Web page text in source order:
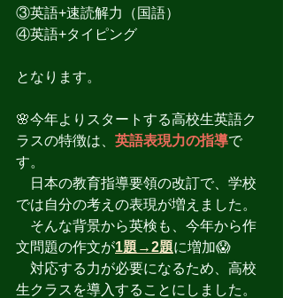
③英語+速読解力（国語）
④英語+タイピング
となります。
🌸今年よりスタートする高校生英語ク
ラスの特徴は、 英語表現力の指導で
す。
日本の教育指導要領の改訂で、学校
では自分の考えの表現が増えました。
そんな背景から英検も、今年から作
文問題の作文が1題→2題に増加😱
対応する力が必要になるため、高校
生クラスを導入することにしました。